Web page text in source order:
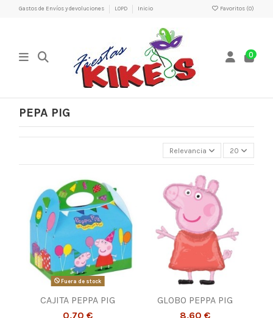
Gastos de Envíos y devoluciones LOPD Inicio Favoritos (0)
0
PEPA PIG
Relevancia 20
Fuera de stock
CAJITA PEPPA PIG
0,70 €
GLOBO PEPPA PIG
8,60 €